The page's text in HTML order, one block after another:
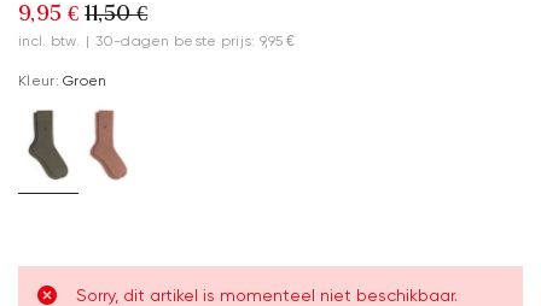
9,95 € 11,50 €
incl. btw. | 30-dagen beste prijs: 9,95 €
Kleur: Groen
Sorry, dit artikel is momenteel niet beschikbaar.